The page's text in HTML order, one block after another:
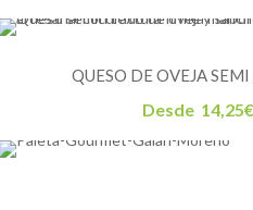
QUESO DE OVEJA
Desde 14,25€